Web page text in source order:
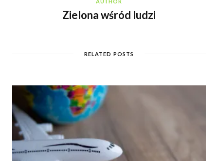
Zielona wśród ludzi
RELATED POSTS